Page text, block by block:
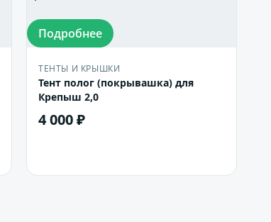
Подробнее
ТЕНТЫ И КРЫШКИ
Тент полог (покрывашка) для
Крепыш 2,0
4 000 ₽